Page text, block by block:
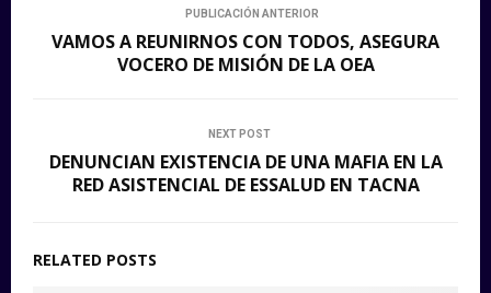
PUBLICACIÓN ANTERIOR
VAMOS A REUNIRNOS CON TODOS, ASEGURA
VOCERO DE MISIÓN DE LA OEA
NEXT POST
DENUNCIAN EXISTENCIA DE UNA MAFIA EN LA
RED ASISTENCIAL DE ESSALUD EN TACNA
RELATED POSTS